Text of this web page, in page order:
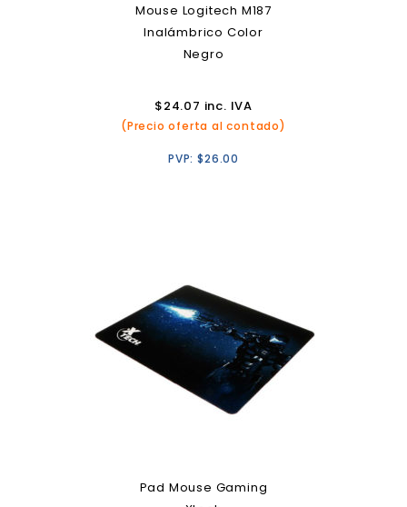
Mouse Logitech M187
Inalámbrico Color
Negro
$24.07 inc. IVA
(Precio oferta al contado)
PVP:$26.00
Pad Mouse Gaming